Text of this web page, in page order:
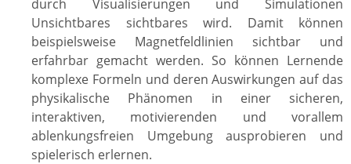
durch Visualisierungen und Simulationen
Unsichtbares sichtbares wird. Damit können
beispielsweise Magnetfeldlinien sichtbar und
erfahrbar gemacht werden. So können Lernende
komplexe Formeln und deren Auswirkungen auf das
physikalische Phänomen in einer sicheren,
interaktiven, motivierenden und vorallem
ablenkungsfreien Umgebung ausprobieren und
spielerisch erlernen.